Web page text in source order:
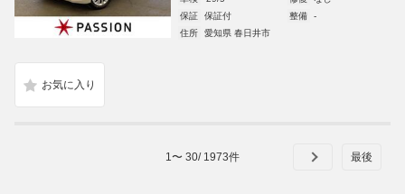
保証
保証付 整備
-
住所
愛知県 春日井市
1 〜 30/ 1973件